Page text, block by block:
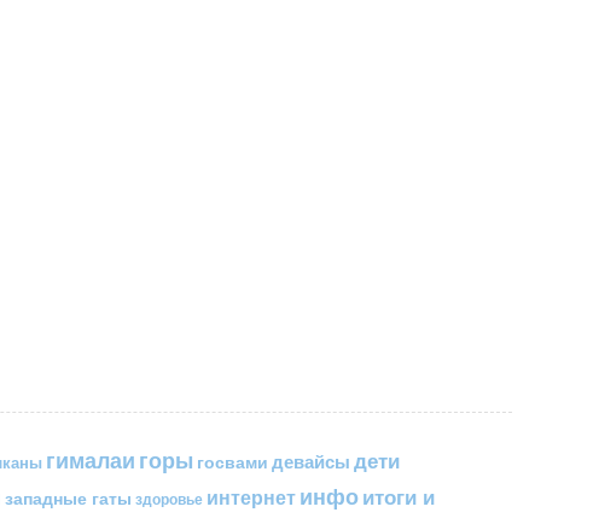
гималаи горы госвами девайсы дети
западные гаты здоровье интернетинфоитоги и